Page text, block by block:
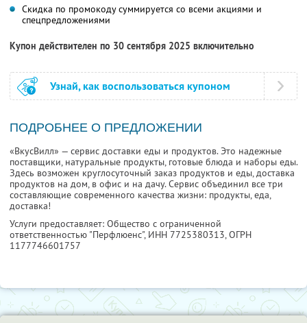
Скидка по промокоду суммируется со всеми акциями и
спецпредложениями
Купон действителен по 30 сентября 2025 включительно
Узнай, как воспользоваться купоном
ПОДРОБНЕЕ О ПРЕДЛОЖЕНИИ
«ВкусВилл» — сервис доставки еды и продуктов. Это надежные
поставщики, натуральные продукты, готовые блюда и наборы еды.
Здесь возможен круглосуточный заказ продуктов и еды, доставка
продуктов на дом, в офис и на дачу. Сервис объединил все три
составляющие современного качества жизни: продукты, еда,
доставка!
Услуги предоставляет: Общество с ограниченной
ответственностью "Перфлюенс", ИНН 7725380313, ОГРН
1177746601757